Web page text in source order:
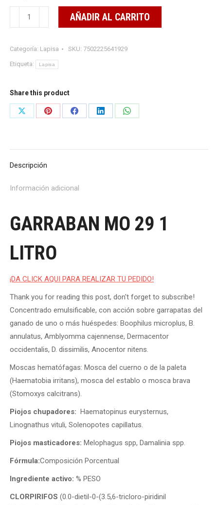
GARRABAN
MO
1
LITRO
AÑADIR AL CARRITO
Categoría: Lapisa SKU: 7502225641929
Etiqueta: Lapisa
Share this product
Share
Share
Share
Share
Share
Descripción
Información adicional
GARRABAN MO 29 1
LITRO
¡DA CLICK AQUI PARA REALIZAR TU PEDIDO!
Thank you for reading this post, don't forget to subscribe!
Concentrado emulsificable, con acción sobre garrapatas del
ganado de uno o más huéspedes: Boophilus microplus, B.
annulatus, Amblyomma cajennense, Dermacentor
occidentalis, D. dissimilis, Anocentor nitens.
Moscas hematófagas: Mosca del cuerno o de la paleta
(Haematobia irritans), mosca del establo o mosca brava
(Stomoxys calcitrans).
Piojos chupadores: Haematopinus eurysternus,
Linognathus vituli, Solenopotes capillatus.
Piojos masticadores: Melophagus spp, Damalinia spp.
Fórmula:Composición Porcentual
Ingrediente activo: % PESO
CLORPIRIFOS (0.0-dietil-0-(3.5,6-tricloro-piridinil